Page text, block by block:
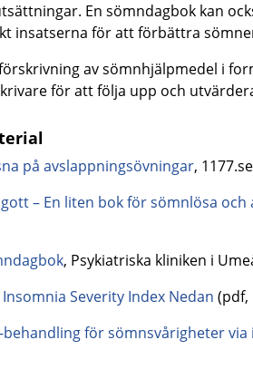
En sömndagbok kan
insatserna för att förbättra
av sömnhjälpmedel i
för att följa upp och
på avslappningsövningar, 1177.se
– En liten bok för sömnlösa
, Psykiatriska kliniken i
Insomnia Severity Index Nedan (pdf,
behandling för sömnsvårigheter